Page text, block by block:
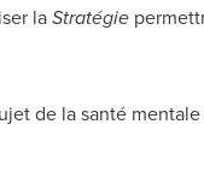
laStratégie
de la santé